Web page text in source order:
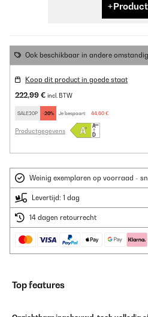
Ook beschikbaar in andere
Koop dit product in goede staat
222,99 € incl. BTW
SALE20P -20% Je bespaart: 44,60 €
Productgegevens
Weinig exemplaren op voorraad -
Levertijd: 1 dag
14 dagen retourrecht
Top features